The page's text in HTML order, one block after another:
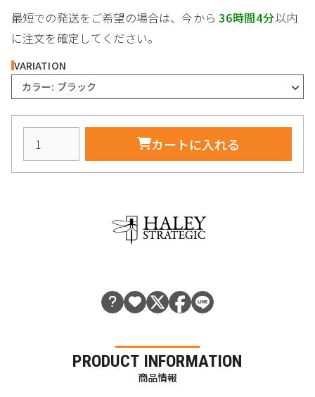
最短での発送をご希望の場合は、今から36時間4分以内
に注文を確定してください。
VARIATION
カラー: ブラック
カートに入れる
PRODUCT INFORMATION
商品情報